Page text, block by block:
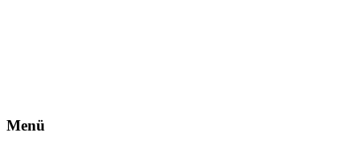
Menü